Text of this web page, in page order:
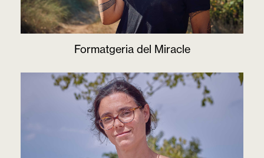
Formatgeria del Miracle